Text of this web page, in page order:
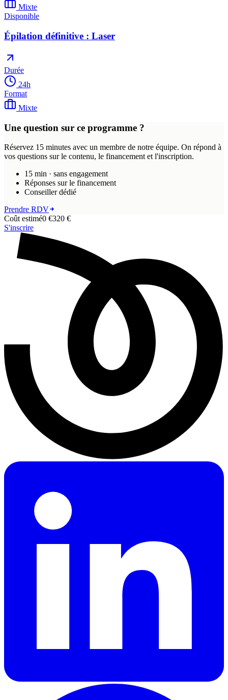
Mixte
Disponible
Épilation définitive : Laser
Durée
24h
Format
Mixte
Une question sur ce programme ?
Réservez 15 minutes avec un membre de notre équipe. On répond à
vos questions sur le contenu, le financement et l'inscription.
15 min · sans engagement
Réponses sur le financement
Conseiller dédié
Prendre RDV
Coût estimé0 €320 €
S'inscrire